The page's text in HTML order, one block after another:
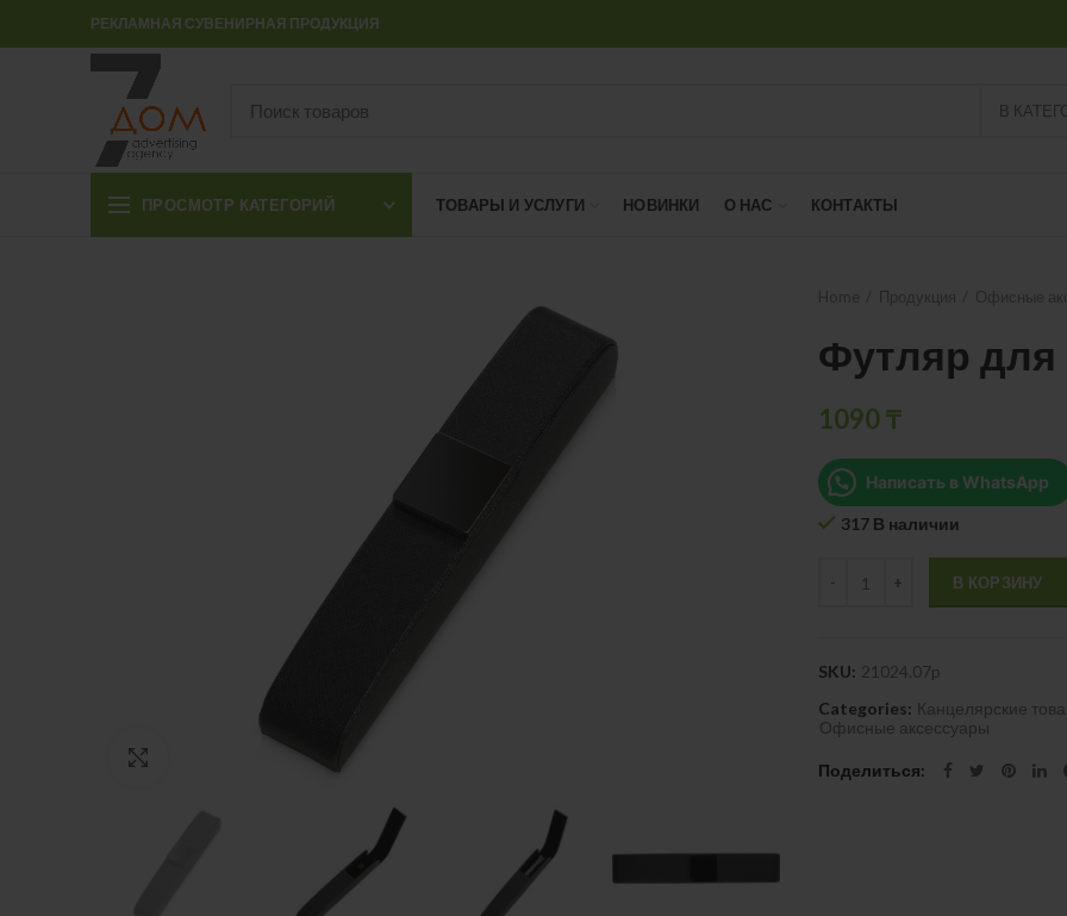
РЕКЛАМНАЯ СУВЕНИРНАЯ ПРОДУКЦИЯ
В
ПРОСМОТР КАТЕГОРИЙ ТОВАРЫ И УСЛУГИ НОВИНКИ О НАС КОНТАКТЫ
Нажмите, чтобы увеличить
Футляр для
1090₸
Написать в WhatsApp
317 В наличии
В КОРЗИНУ
SKU: 21024.07p
Categories: Канцелярские
Офисные аксессуары
Поделиться